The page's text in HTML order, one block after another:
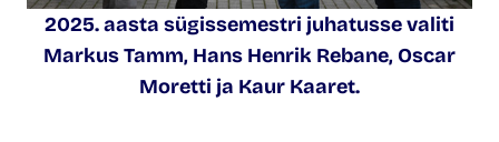
2025. aasta sügissemestri juhatusse valiti
Markus Tamm, Hans Henrik Rebane, Oscar
Moretti ja Kaur Kaaret.